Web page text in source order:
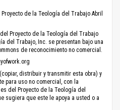
de la Teología del Trabajo Abril
Proyecto de la Teología del Trabajo
del Trabajo, Inc. se presentan bajo una
de reconocimiento no comercial.
distribuir y transmitir esta obra) y
para uso no comercial, con la
del Proyecto de la Teología del
sugiera que este le apoya a usted o a